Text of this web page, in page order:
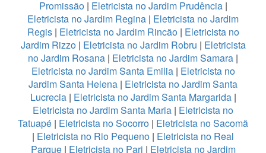
Promissão| Eletricista no Jardim Prudência|
Eletricista no Jardim Regina | Eletricista no Jardim
Regis| Eletricista no Jardim Rincão| Eletricista no
Jardim Rizzo| Eletricista no Jardim Robru | Eletricista
no Jardim Rosana | Eletricista no Jardim Samara |
Eletricista no Jardim Santa Emilia| Eletricista no
Jardim Santa Helena | Eletricista no Jardim Santa
Lucrecia| Eletricista no Jardim Santa Margarida|
Eletricista no Jardim Santa Maria | Eletricista no
Tatuapé | Eletricista no Socorro | Eletricista no Sacomã
| Eletricista no Rio Pequeno | Eletricista no Real
Parque| Eletricista no Pari | Eletricista no Jardim